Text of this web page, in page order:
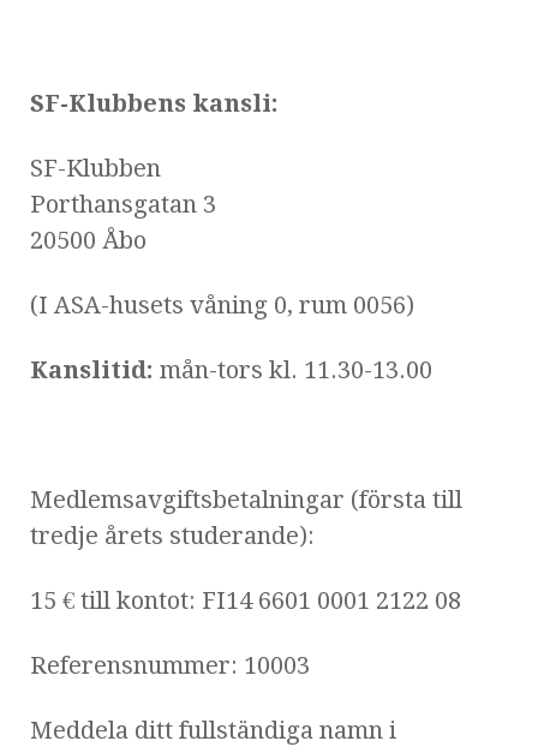
SF-Klubbens kansli:
SF-Klubben
Porthansgatan 3
20500 Åbo
(I ASA-husets våning 0, rum 0056)
Kanslitid: mån-tors kl. 11.30-13.00
Medlemsavgiftsbetalningar (första till
tredje årets studerande):
15 € till kontot: FI14 6601 0001 2122 08
Referensnummer: 10003
Meddela ditt fullständiga namn i